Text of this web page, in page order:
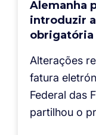
Alemanha
introduzir
obrigatória
Alterações
fatura
Federal das
partilhou o